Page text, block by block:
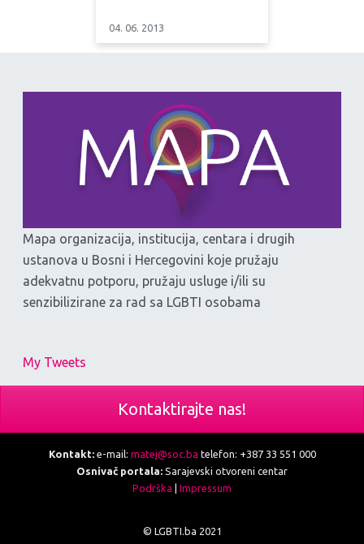
04. 06. 2013
Mapa organizacija, institucija, centara i drugih
ustanova u Bosni i Hercegovini koje pružaju
adekvatnu potporu, pružaju usluge i/ili su
senzibilizirane za rad sa LGBTI osobama
My Tweets
Kontaktirajte nas!
Kontakt:e-mail: matej@soc.ba telefon: +387 33 551 000
Osnivač portala: Sarajevski otvoreni centar
Podrška
Impressum
© LGBTI.ba 2021